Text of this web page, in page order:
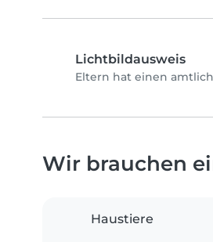
Lichtbildausweis
Eltern hat einen
Wir brauchen
Haustiere